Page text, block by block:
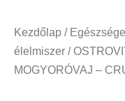
Kezdőlap /
élelmiszer /
MOGYORÓVAJ –